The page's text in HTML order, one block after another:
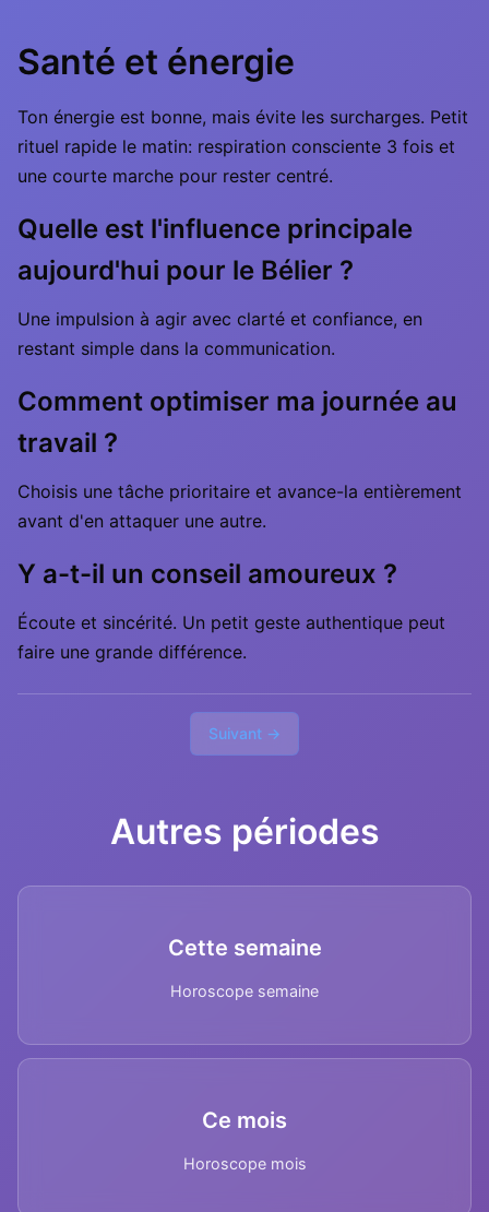
Santé et énergie
Ton énergie est bonne, mais évite les surcharges. Petit
rituel rapide le matin: respiration consciente 3 fois et
une courte marche pour rester centré.
Quelle est l'influence principale
aujourd'hui pour le Bélier ?
Une impulsion à agir avec clarté et confiance, en
restant simple dans la communication.
Comment optimiser ma journée au
travail ?
Choisis une tâche prioritaire et avance-la entièrement
avant d'en attaquer une autre.
Y a-t-il un conseil amoureux ?
Écoute et sincérité. Un petit geste authentique peut
faire une grande différence.
Suivant →
Autres périodes
Cette semaine
Horoscope semaine
Ce mois
Horoscope mois